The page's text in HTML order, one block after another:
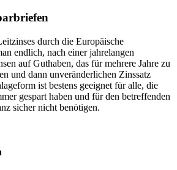
durch die Europäische
endlich, nach einer jahrelangen
auf Guthaben, das für mehrere Jahre zu
und dann unveränderlichen Zinssatz
ist bestens geeignet für alle, die
gespart haben und für den betreffenden
sicher nicht benötigen.